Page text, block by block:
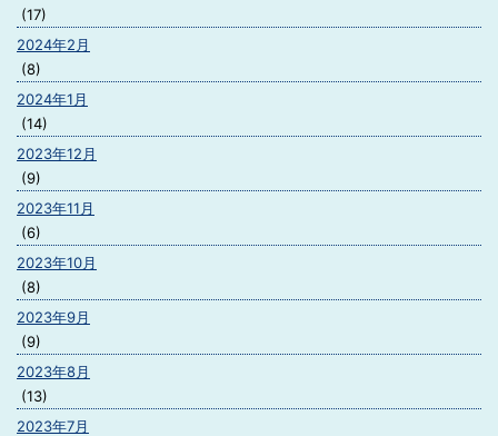
(17)
2024年2月
(8)
2024年1月
(14)
2023年12月
(9)
2023年11月
(6)
2023年10月
(8)
2023年9月
(9)
2023年8月
(13)
2023年7月